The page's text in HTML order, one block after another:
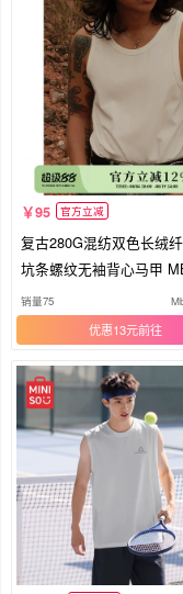
95 官方立减
复古280G混纺双色长绒
坑条螺纹无袖背心马甲
窄幅
销量75
优惠13元